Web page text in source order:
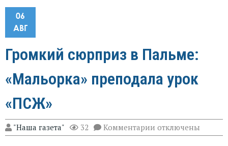
06
АВГ
Громкий сюрприз в Пальме:
«Мальорка» преподала урок
«ПСЖ»
"Наша газета" 32 Комментарии к
записи
отключены